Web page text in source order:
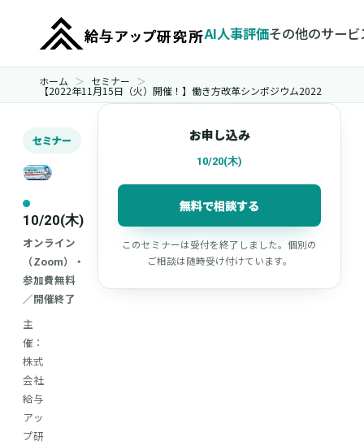
AI人事評価その他のサービ
ホーム セミナー
【2022年11月15日（火）開催！】働き方改革シンポジウム2022
セミナー
10/20(木)
オンライン
（Zoom）・
参加費無料
／開催終了
主
催：
株式
会社
給与
アッ
プ研
お申し込み
10/20(木)
無料で相談する
このセミナーは受付を終了しました。個別の
ご相談は随時受け付けています。